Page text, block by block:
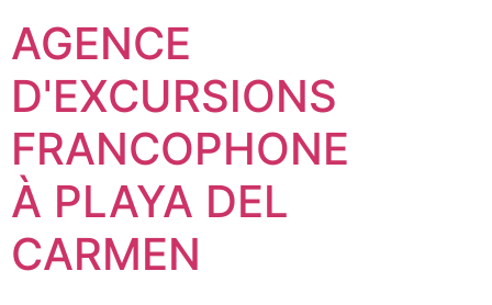
AGENCE
D'EXCURSIONS
FRANCOPHONE
À PLAYA DEL
CARMEN